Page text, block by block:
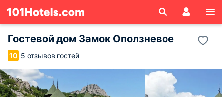
Гостевой дом Замок Оползневое
10 5 отзывов гостей